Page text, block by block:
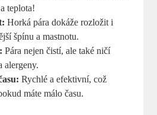
teplota!
Horká pára dokáže rozložit i
špínu a mastnotu.
Pára nejen čistí, ale také ničí
alergeny.
Rychlé a efektivní, což
máte málo času.